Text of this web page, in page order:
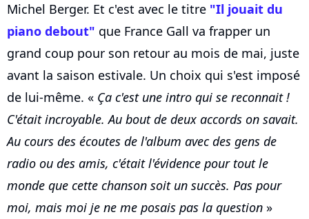
Michel Berger. Et c'est avec le titre "Il jouait du
piano debout" que France Gall va frapper un
grand coup pour son retour au mois de mai, juste
avant la saison estivale. Un choix qui s'est imposé
de lui-même. « Ça c'est une intro qui se reconnait !
C'était incroyable. Au bout de deux accords on savait.
Au cours des écoutes de l'album avec des gens de
radio ou des amis, c'était l'évidence pour tout le
monde que cette chanson soit un succès. Pas pour
moi, mais moi je ne me posais pas la question »